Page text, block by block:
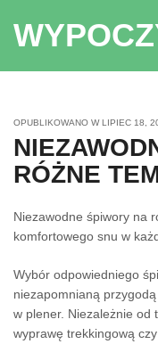
OPUBLIKOWANO WLIPIEC 18,
RÓŻNE
Niezawodne śpiwory na
komfortowego snu w
Wybór odpowiedniego
niezapomnianą
w plener. Niezależnie od
wyprawę trekkingową